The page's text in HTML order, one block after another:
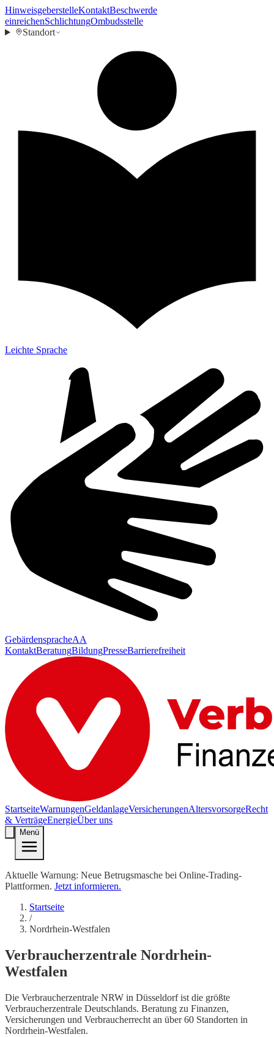
HinweisgeberstelleKontaktBeschwerde
einreichenSchlichtungOmbudsstelle
Standort
Leichte Sprache
GebärdenspracheAA
KontaktBeratungBildungPresseBarrierefreiheit
StartseiteWarnungenGeldanlageVersicherungenAltersvorsorgeRecht
& VerträgeEnergieÜber uns
Menü
Aktuelle Warnung: Neue Betrugsmasche bei Online-Trading-
Plattformen. Jetzt informieren.
Startseite
/
Nordrhein-Westfalen
Verbraucherzentrale Nordrhein-
Westfalen
Die Verbraucherzentrale NRW in Düsseldorf ist die größte
Verbraucherzentrale Deutschlands. Beratung zu Finanzen,
Versicherungen und Verbraucherrecht an über 60 Standorten in
Nordrhein-Westfalen.